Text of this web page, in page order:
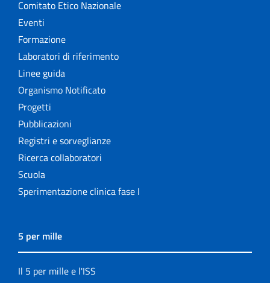
Comitato Etico Nazionale
Eventi
Formazione
Laboratori di riferimento
Linee guida
Organismo Notificato
Progetti
Pubblicazioni
Registri e sorveglianze
Ricerca collaboratori
Scuola
Sperimentazione clinica fase I
5 per mille
Il 5 per mille e l'ISS